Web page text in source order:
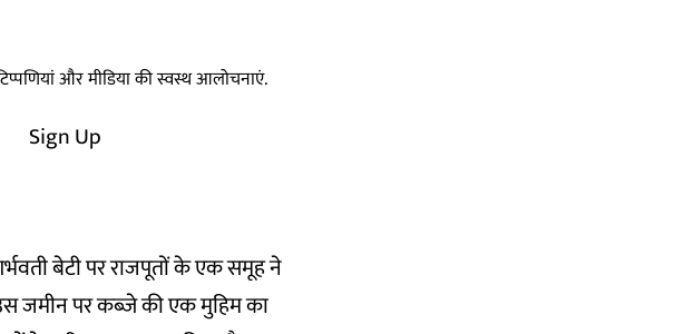
और मीडिया की स्वस्थ आलोचनाएं.
Sign Up
बेटी पर राजपूतों के एक समूह ने
जमीन पर कब्जे की एक मुहिम का